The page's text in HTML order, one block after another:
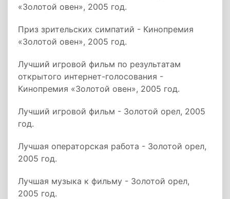
«Золотой овен», 2005 год.
Приз зрительских симпатий - Кинопремия
«Золотой овен», 2005 год.
Лучший игровой фильм по результатам
открытого интернет-голосования -
Кинопремия «Золотой овен», 2005 год.
Лучший игровой фильм - Золотой орел, 2005
год.
Лучшая операторская работа - Золотой орел,
2005 год.
Лучшая музыка к фильму - Золотой орел,
2005 год.